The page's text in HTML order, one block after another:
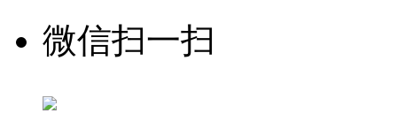
微信扫一扫